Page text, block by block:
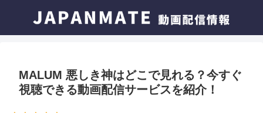
MALUM 悪しき神はどこで見れる？今すぐ
視聴できる動画配信サービスを紹介！